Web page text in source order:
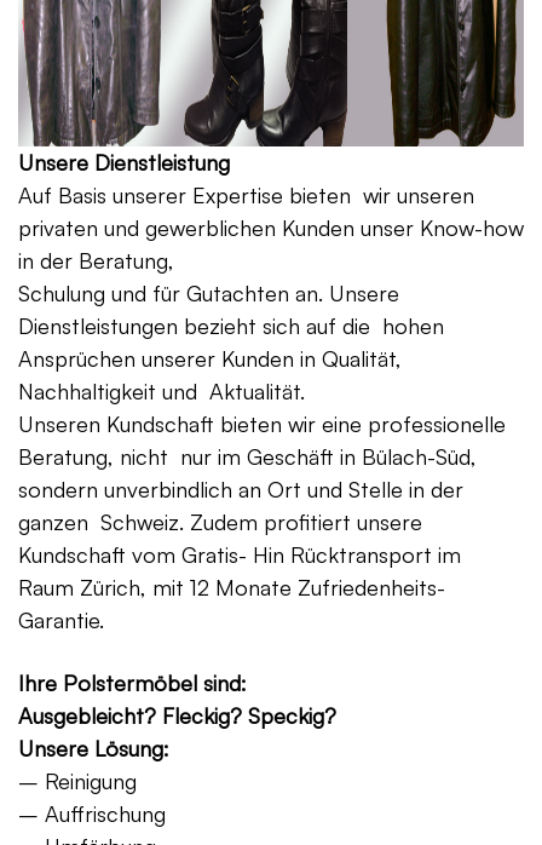
Unsere Dienstleistung
Auf Basis unserer Expertise bieten wir unseren
privaten und gewerblichen Kunden unser Know-how
in der Beratung,
Schulung und für Gutachten an. Unsere
Dienstleistungen bezieht sich auf die hohen
Ansprüchen unserer Kunden in Qualität,
Nachhaltigkeit und Aktualität.
Unseren Kundschaft bieten wir eine professionelle
Beratung, nicht nur im Geschäft in Bülach-Süd,
sondern unverbindlich an Ort und Stelle in der
ganzen Schweiz. Zudem profitiert unsere
Kundschaft vom Gratis- Hin Rücktransport im
Raum Zürich, mit 12 Monate Zufriedenheits-
Garantie.
Ihre Polstermöbel sind:
Ausgebleicht? Fleckig? Speckig?
Unsere Lösung:
– Reinigung
– Auffrischung